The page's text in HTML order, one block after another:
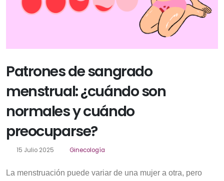
Patrones de sangrado
menstrual: ¿cuándo son
normales y cuándo
preocuparse?
15 Julio 2025 Ginecología
La menstruación puede variar de una mujer a otra, pero